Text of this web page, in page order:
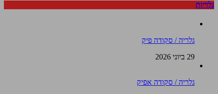
גלריות
גלריה / סקודה פיק
29 ביוני 2026
גלריה / סקודה אפיק